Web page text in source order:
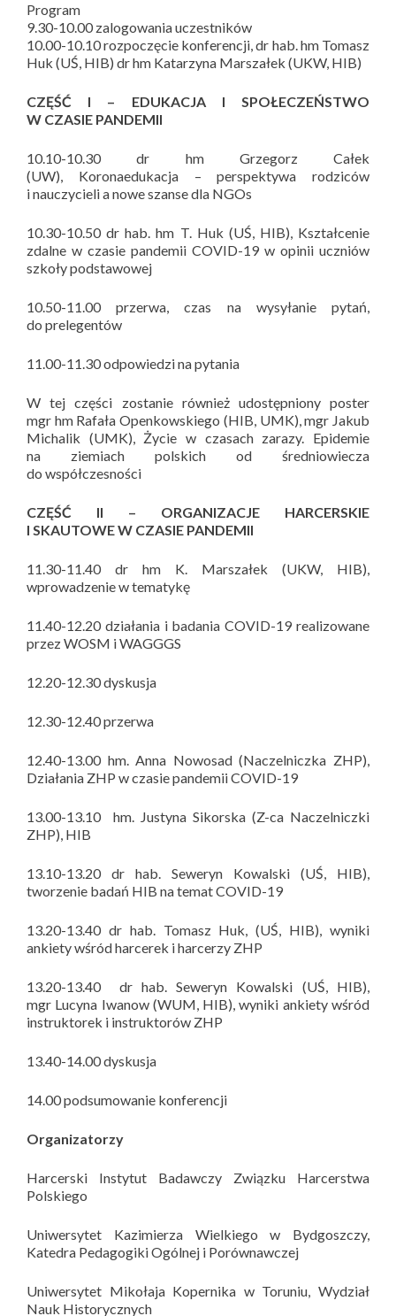
Program
9.30-10.00 zalogowania uczestników
10.00-10.10 rozpoczęcie konferencji, dr hab. hm Tomasz
Huk (UŚ, HIB) dr hm Katarzyna Marszałek (UKW, HIB)
CZĘŚĆ I – EDUKACJA I SPOŁECZEŃSTWO
W CZASIE PANDEMII
10.10-10.30 dr hm Grzegorz Całek
(UW), Koronaedukacja – perspektywa rodziców
i nauczycieli a nowe szanse dla NGOs
10.30-10.50 dr hab. hm T. Huk (UŚ, HIB), Kształcenie
zdalne w czasie pandemii COVID-19 w opinii uczniów
szkoły podstawowej
10.50-11.00 przerwa, czas na wysyłanie pytań,
do prelegentów
11.00-11.30 odpowiedzi na pytania
W tej części zostanie również udostępniony poster
mgr hm Rafała Openkowskiego (HIB, UMK), mgr Jakub
Michalik (UMK), Życie w czasach zarazy. Epidemie
na ziemiach polskich od średniowiecza
do współczesności
CZĘŚĆ II – ORGANIZACJE HARCERSKIE
I SKAUTOWE W CZASIE PANDEMII
11.30-11.40 dr hm K. Marszałek (UKW, HIB),
wprowadzenie w tematykę
11.40-12.20 działania i badania COVID-19 realizowane
przez WOSM i WAGGGS
12.20-12.30 dyskusja
12.30-12.40 przerwa
12.40-13.00 hm. Anna Nowosad (Naczelniczka ZHP),
Działania ZHP w czasie pandemii COVID-19
13.00-13.10 hm. Justyna Sikorska (Z-ca Naczelniczki
ZHP), HIB
13.10-13.20 dr hab. Seweryn Kowalski (UŚ, HIB),
tworzenie badań HIB na temat COVID-19
13.20-13.40 dr hab. Tomasz Huk, (UŚ, HIB), wyniki
ankiety wśród harcerek i harcerzy ZHP
13.20-13.40 dr hab. Seweryn Kowalski (UŚ, HIB),
mgr Lucyna Iwanow (WUM, HIB), wyniki ankiety wśród
instruktorek i instruktorów ZHP
13.40-14.00 dyskusja
14.00 podsumowanie konferencji
Organizatorzy
Harcerski Instytut Badawczy Związku Harcerstwa
Polskiego
Uniwersytet Kazimierza Wielkiego w Bydgoszczy,
Katedra Pedagogiki Ogólnej i Porównawczej
Uniwersytet Mikołaja Kopernika w Toruniu, Wydział
Nauk Historycznych